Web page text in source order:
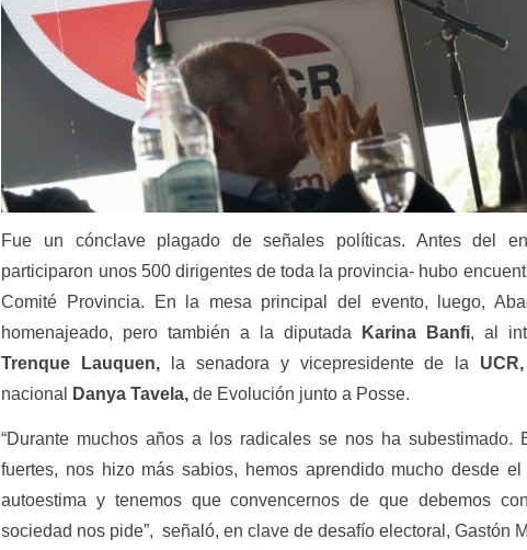
Fue un cónclave plagado de señales políticas. Antes del
participaron unos 500 dirigentes de toda la provincia- hubo
Comité Provincia. En la mesa principal del evento, luego,
homenajeado, pero también a la diputada
Karina Banfi, al
Trenque Lauquen, la senadora y vicepresidente de la
nacional
Danya Tavela,de Evolución junto a Posse.
“Durante muchos años a los radicales se nos ha subestimado.
fuertes, nos hizo más sabios, hemos aprendido mucho desde
autoestima y tenemos que convencernos de que debemos
sociedad nos pide”, señaló, en clave de desafío electoral, Gastón